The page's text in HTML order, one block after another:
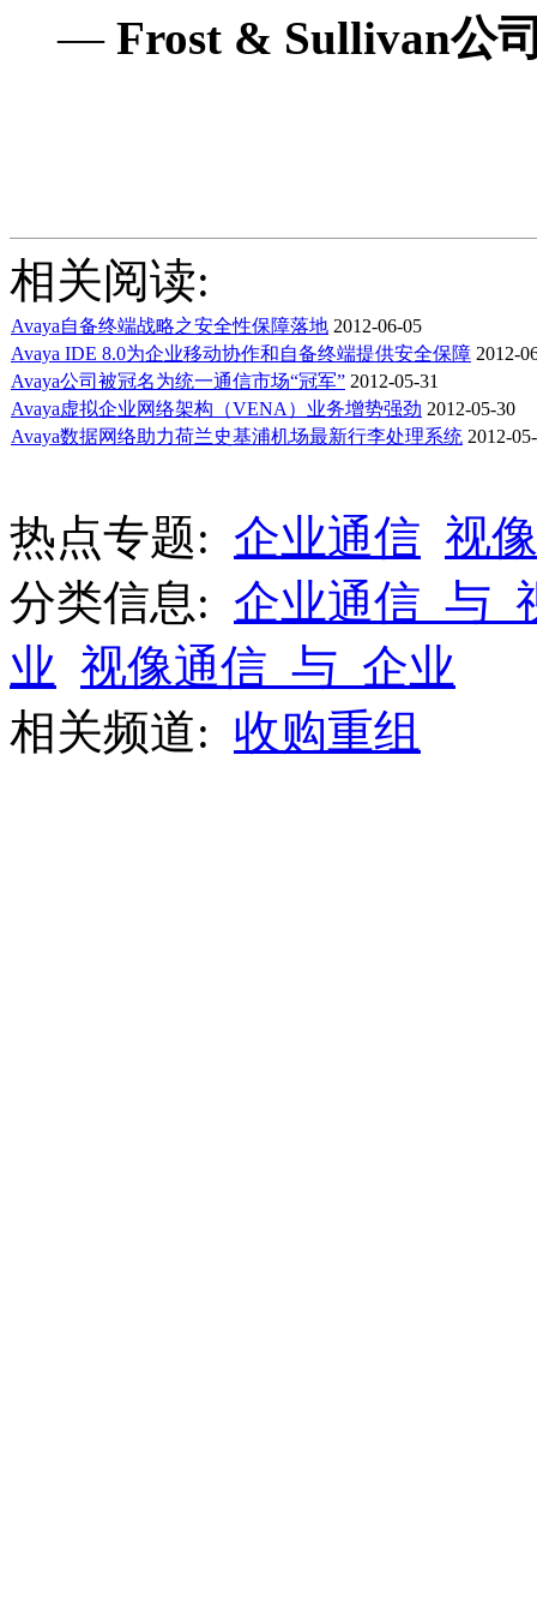
— Frost & Sullivan公
相关阅读:
Avaya自备终端战略之安全性保障落地 2012-06-05
Avaya IDE 8.0为企业移动协作和自备终端提供安全保障 2012-
Avaya公司被冠名为统一通信市场“冠军” 2012-05-31
Avaya虚拟企业网络架构（VENA）业务增势强劲 2012-05-30
Avaya数据网络助力荷兰史基浦机场最新行李处理系统 2012-
热点专题: 企业通信 视
分类信息: 企业通信_与_
业 视像通信_与_企业
相关频道: 收购重组